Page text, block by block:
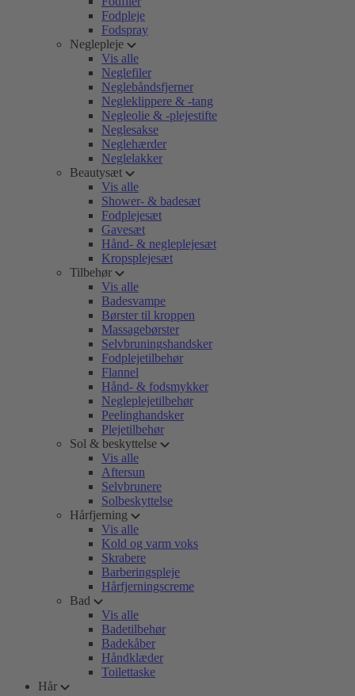
Fodpleje
Fodspray
Neglepleje
Vis alle
Neglefiler
Neglebåndsfjerner
Negleklippere & -tang
Negleolie & -plejestifte
Neglesakse
Neglehærder
Neglelakker
Beautysæt
Vis alle
Shower- & badesæt
Fodplejesæt
Gavesæt
Hånd- & negleplejesæt
Kropsplejesæt
Tilbehør
Vis alle
Badesvampe
Børster til kroppen
Massagebørster
Selvbruningshandsker
Fodplejetilbehør
Flannel
Hånd- & fodsmykker
Negleplejetilbehør
Peelinghandsker
Plejetilbehør
Sol & beskyttelse
Vis alle
Aftersun
Selvbrunere
Solbeskyttelse
Hårfjerning
Vis alle
Kold og varm voks
Skrabere
Barberingspleje
Hårfjerningscreme
Bad
Vis alle
Badetilbehør
Badekåber
Håndklæder
Toilettaske
Hår